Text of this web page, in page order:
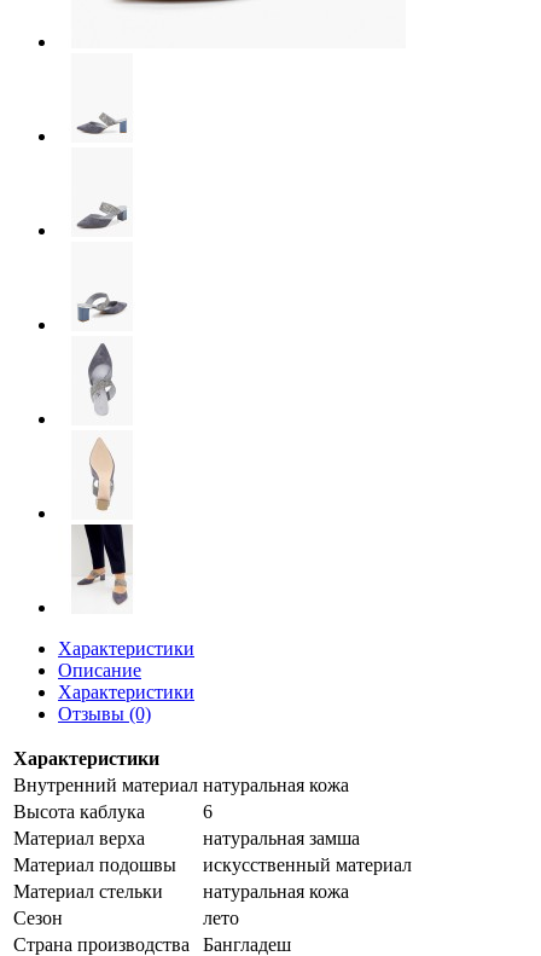
Характеристики
Описание
Характеристики
Отзывы (0)
Характеристики
Внутренний материал натуральная кожа
Высота каблука
6
Материал верха
натуральная замша
Материал подошвы
искусственный материал
Материал стельки
натуральная кожа
Сезон
лето
Страна производства
Бангладеш